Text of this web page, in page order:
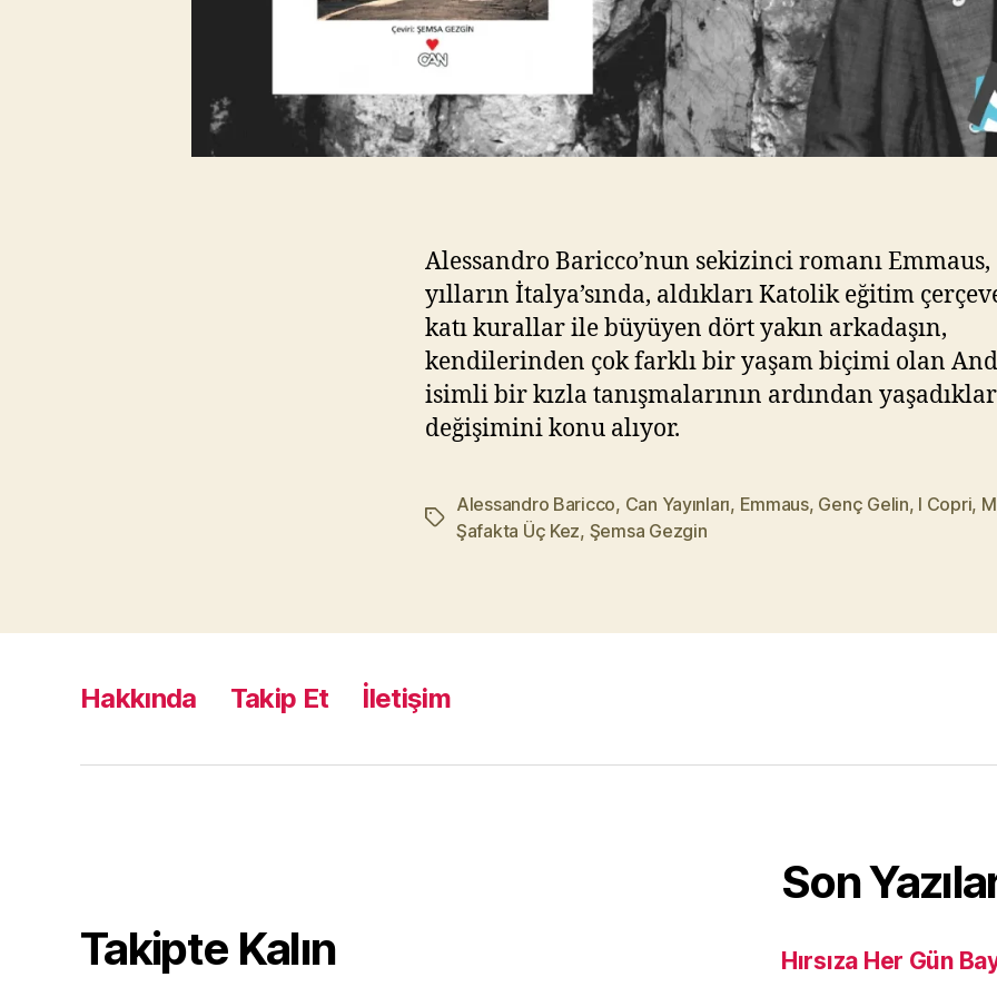
Alessandro Baricco’nun sekizinci romanı Emmaus,
yılların İtalya’sında, aldıkları Katolik eğitim
katı kurallar ile büyüyen dört yakın arkadaşın,
kendilerinden çok farklı bir yaşam biçimi olan
isimli bir kızla tanışmalarının ardından
değişimini konu alıyor.
Etiketler
Alessandro Baricco, Can Yayınları, Emmaus, Genç Gelin, I Copri,
Şafakta Üç Kez, Şemsa Gezgin
Hakkında Takip Et İletişim
Takipte Kalın
Son
Hırsıza Her Gün